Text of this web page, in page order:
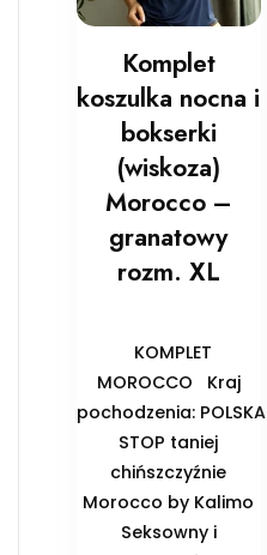
Komplet
koszulka nocna i
bokserki
(wiskoza)
Morocco –
granatowy
rozm. XL
KOMPLET
MOROCCO Kraj
pochodzenia: POLSKA
STOP taniej
chińszczyźnie
Morocco by Kalimo
Seksowny i